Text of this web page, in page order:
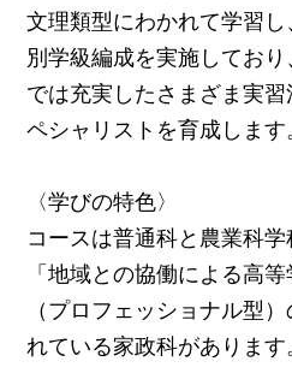
文理類型にわかれて学習
別学級編成を実施してお
では充実したさまざま実
ペシャリストを育成します
〈学びの特色〉
コースは普通科と農業科
「地域との協働による高
（プロフェッショナル型
れている家政科があります